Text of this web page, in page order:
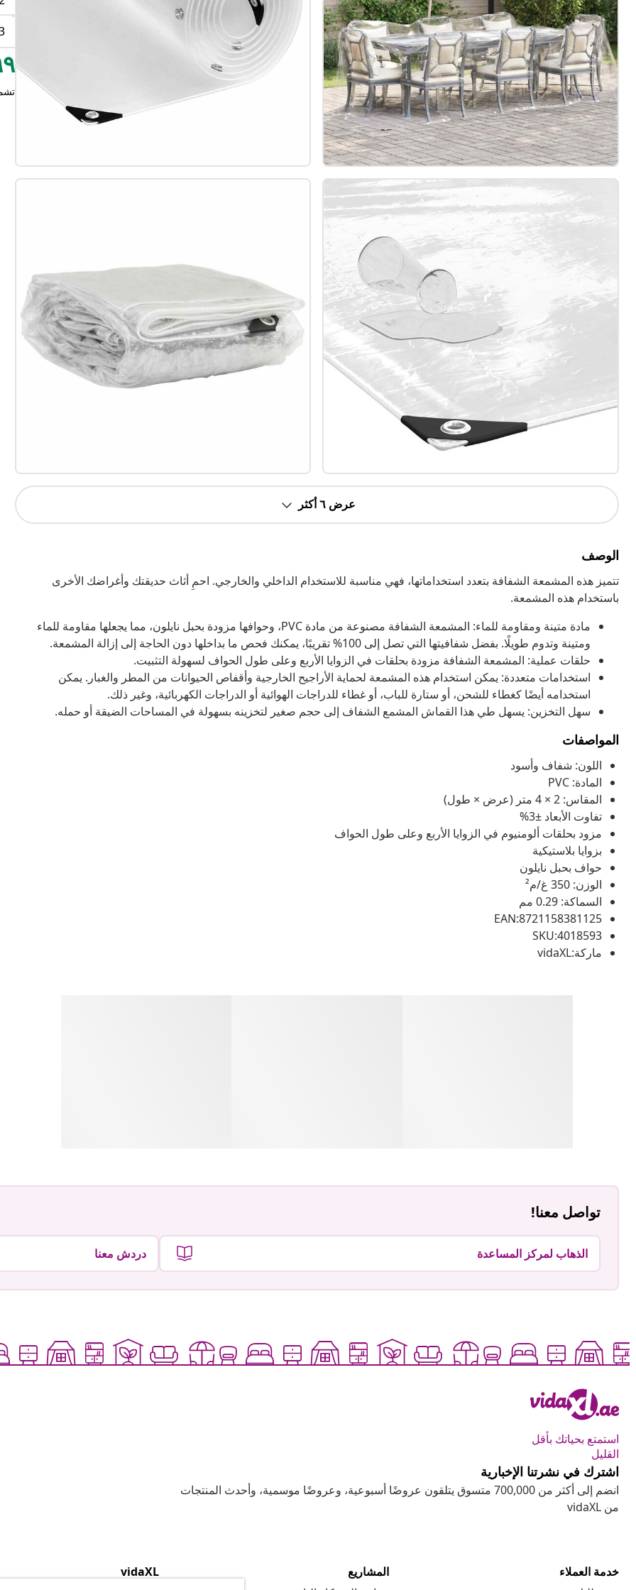
عرض ٦ أكثر
الوصف
تتميز هذه المشمعة الشفافة بتعدد استخداماتها، فهي مناسبة للاستخدام الداخلي والخارجي. احمِ أثاث حديقتك وأغراضك الأخرى
باستخدام هذه المشمعة.
مادة متينة ومقاومة للماء: المشمعة الشفافة مصنوعة من مادة PVC، وحوافها مزودة بحبل نايلون، مما يجعلها مقاومة للماء
ومتينة وتدوم طويلًا. بفضل شفافيتها التي تصل إلى 100% تقريبًا، يمكنك فحص ما بداخلها دون الحاجة إلى إزالة المشمعة.
حلقات عملية: المشمعة الشفافة مزودة بحلقات في الزوايا الأربع وعلى طول الحواف لسهولة التثبيت.
استخدامات متعددة: يمكن استخدام هذه المشمعة لحماية الأراجيح الخارجية وأقفاص الحيوانات من المطر والغبار. يمكن
استخدامه أيضًا كغطاء للشحن، أو ستارة للباب، أو غطاء للدراجات الهوائية أو الدراجات الكهربائية، وغير ذلك.
سهل التخزين: يسهل طي هذا القماش المشمع الشفاف إلى حجم صغير لتخزينه بسهولة في المساحات الضيقة أو حمله.
المواصفات
اللون: شفاف وأسود
المادة: PVC
المقاس: 2 × 4 متر (عرض × طول)
تفاوت الأبعاد ±3%
مزود بحلقات ألومنيوم في الزوايا الأربع وعلى طول الحواف
بزوايا بلاستيكية
حواف بحبل نايلون
الوزن: 350 غ/م²
السماكة: 0.29 مم
EAN:8721158381125
SKU:4018593
ماركة:vidaXL
تواصل معنا!
الذهاب لمركز المساعدة دردش معنا
استمتع بحياتك بأقل
القليل
اشترك في نشرتنا الإخبارية
انضم إلى أكثر من 700,000 متسوق يتلقون عروضًا أسبوعية، وعروضًا موسمية، وأحدث المنتجات
من vidaXL
خدمة العملاء
المشاريع
vidaXL